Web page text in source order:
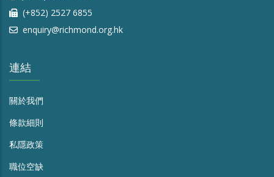
(+852) 2527 6855
enquiry@richmond.org.hk
連結
關於我們
條款細則
私隱政策
職位空缺